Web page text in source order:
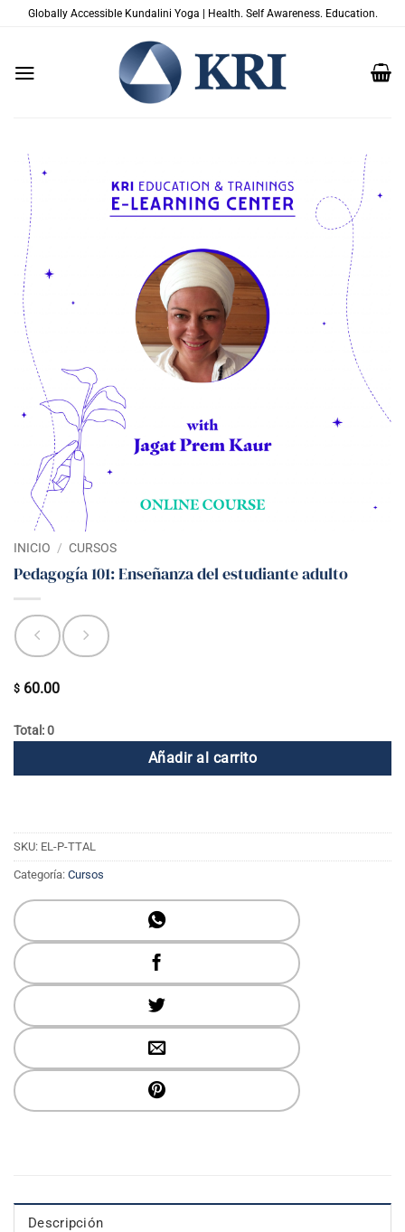
SaltarGlobally Accessible Kundalini Yoga | Health. Self Awareness. Education.
INICIO / CURSOS
Pedagogía 101: Enseñanza del estudiante adulto
$ 60.00
Total: 0
Añadir al carrito
SKU: EL-P-TTAL
Categoría: Cursos
Descripción